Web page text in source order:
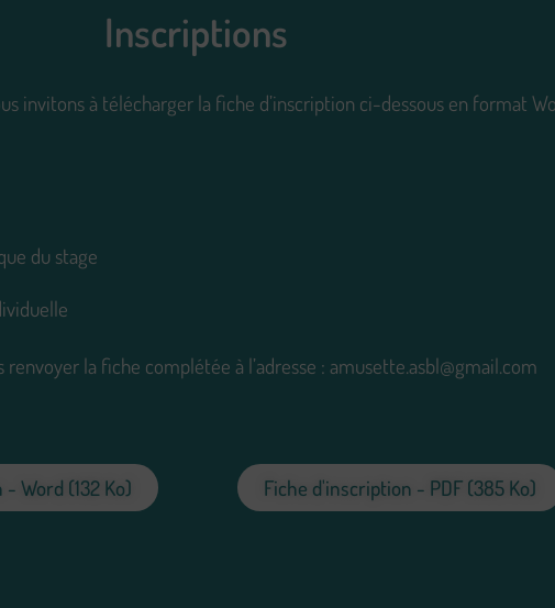
Inscriptions
invitons à télécharger la fiche d’inscription ci-dessous en format
du stage
renvoyer la fiche complétée à l’adresse : amusette.asbl@gmail.com
Word (132 Ko) Fiche d'inscription - PDF (385 Ko)